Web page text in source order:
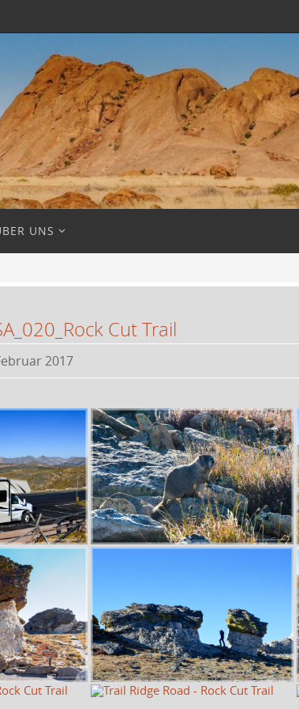
UNS
Cut Trail
2017